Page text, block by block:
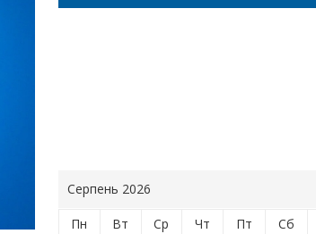
Серпень 2026
Пн Вт Ср Чт Пт Сб